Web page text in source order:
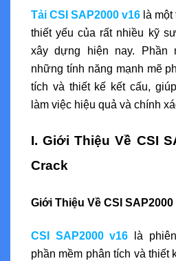
Tải CSI SAP2000 v16 là
thiết yếu của rất nhiều kỹ
xây dựng hiện nay. Phần
những tính năng mạnh mẽ
tích và thiết kế kết cấu,
làm việc hiệu quả và chính
I. Giới Thiệu Về CSI
Crack
Giới Thiệu Về CSI SAP2000
CSI SAP2000 v16 là
phần mềm phân tích và thiết